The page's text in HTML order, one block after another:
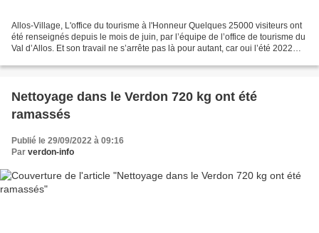
Allos-Village, L'office du tourisme à l'Honneur Quelques 25000 visiteurs ont
été renseignés depuis le mois de juin, par l’équipe de l’office de tourisme du
Val d’Allos. Et son travail ne s’arrête pas là pour autant, car oui l’été 2022
Nettoyage dans le Verdon 720 kg ont été
ramassés
Publié le 29/09/2022 à 09:16
Par verdon-info